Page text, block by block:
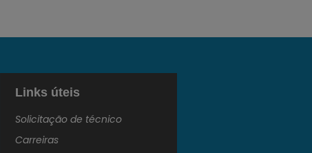
Links úteis
Solicitação de técnico
Carreiras